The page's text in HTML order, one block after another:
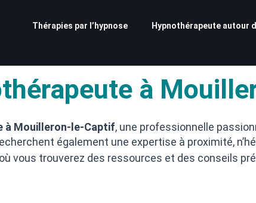
Thérapies par l’hypnose Hypnothérapeute autour
à
à Mouilleron-le-Captif, une professionnelle
également une expertise à proximité,
vous trouverez des ressources et des conseils